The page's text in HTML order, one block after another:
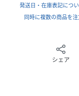
発送日・在庫表記につ
同時に複数の商品を
シェア